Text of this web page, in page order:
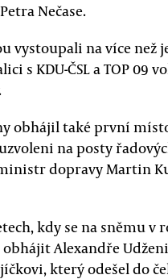
Nečase.
vystoupali na více než
s KDU-ČSL a TOP 09
obhájil také první
na posty
dopravy Martin
kdy se na sněmu v
Alexandře
který odešel do